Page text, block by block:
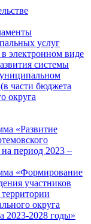
услуг
электронном виде
системы
части бюджета
округа
«Развитие
период 2023 –
«Формирование
участников
округа
2023-2028 годы»